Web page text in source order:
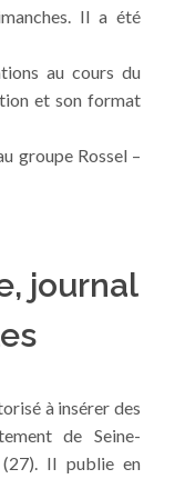
Il a été
au cours du
et son format
groupe Rossel –
journal
à insérer des
de Seine-
Il publie en